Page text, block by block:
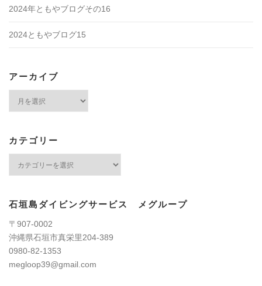
2024年ともやブログその16
2024ともやブログ15
アーカイブ
ブ
カテゴリー
ー
石垣島ダイビングサービス メグループ
〒907-0002
沖縄県石垣市真栄里204-389
0980-82-1353
megloop39@gmail.com